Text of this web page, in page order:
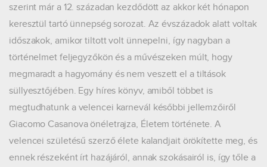
szerint már a 12. századan kezdődött az akkor két hónapon
keresztül tartó ünnepség sorozat. Az évszázadok alatt voltak
időszakok, amikor tiltott volt ünnepelni, így nagyban a
történelmet feljegyzőkön és a művészeken múlt, hogy
megmaradt a hagyomány és nem veszett el a tiltások
süllyesztőjében. Egy híres könyv, amiből többet is
megtudhatunk a velencei karnevál későbbi jellemzőiről
Giacomo Casanova önéletrajza, Életem története. A
velencei születésű szerző élete kalandjait örökítette meg, és
ennek részeként írt hazájáról, annak szokásairól is, így tőle a